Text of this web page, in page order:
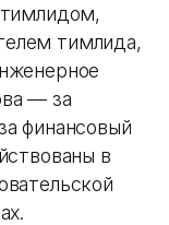
тимлида,
— за
финансовый
в